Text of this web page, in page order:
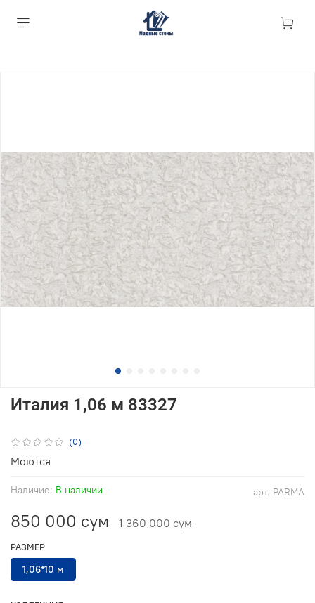
(0)
арт. PARMA
Наличие: В наличии
Италия 1,06 м 83327
850 000 сум 1 360 000 сум
РАЗМЕР
1,06*10 м
Моются